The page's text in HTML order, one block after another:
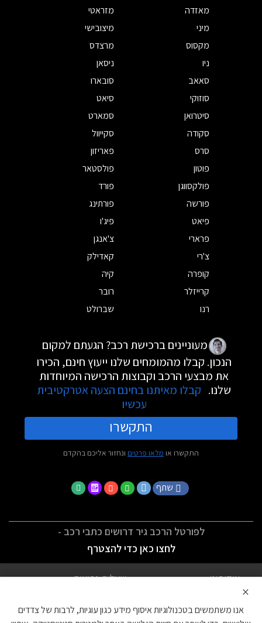
מאזדה
מזראטי
מיני
מיצובישי
מקסוס
מרצדס
ניו
ניסאן
סאאב
סובארו
סוזוקי
סיאט
סיטרואן
סמארט
סקודה
סקייוול
סרס
פאריזון
פוטון
פולסטאר
פולקסווגן
פורד
פורשה
פורתינג
פיאט
פיג'ו
פרארי
צ'אנגן
צ'רי
קאדילק
קופרה
קיה
קרייזלר
רובר
רנו
שברולט
מעוניינים ברכישת רכב? הגעתם למקום
הנכון. קבלו מהמומחים שלנו ייעוץ חינם, הכירו
את מבצעי הרכב וקבוצות הרכישה המיוחדות
שלנו. קבלו מאיתנו בחינם הצעה אטרקטיבית
עכשיו
התקשרו
התקשרו או מלאו פרטים ונחזור אליכם בהקדם
שתף
לפורטל הרכב גיר דרושים כתבי רכב -
לחצו כאן כדי להצטרף
אודותינו
שאלות נפוצות
×
אנו משתמשים בטכנולוגיות איסוף מידע כגון עוגיות, לרבות של צדדים